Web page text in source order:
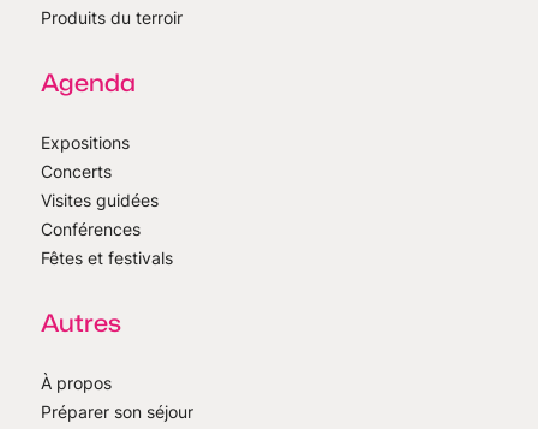
Produits du terroir
Agenda
Expositions
Concerts
Visites guidées
Conférences
Fêtes et festivals
Autres
À propos
Préparer son séjour